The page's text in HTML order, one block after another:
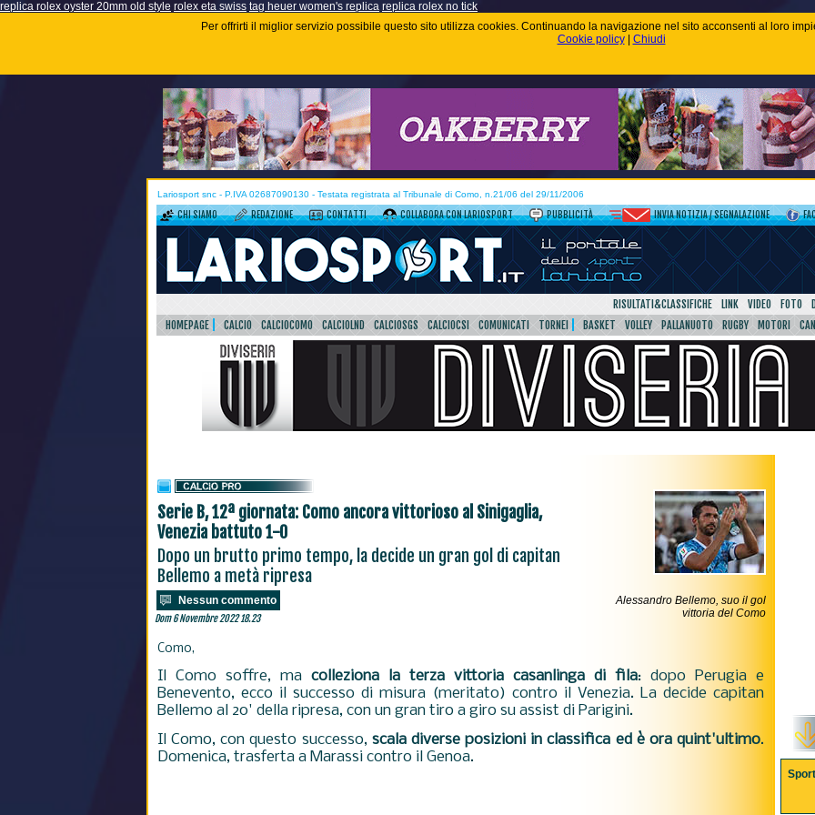
replica rolex oyster 20mm old style rolex eta swiss tag heuer women's replica replica rolex no tick
Per offrirti il miglior servizio possibile questo sito utilizza cookies. Continuando la navigazione nel sito acconsenti al loro
Cookie policy| Chiudi
Lariosport snc - P.IVA 02687090130 - Testata registrata al Tribunale di Como, n.21/06 del 29/11/2006
CHI SIAMO REDAZIONE CONTATTI COLLABORA CON LARIOSPORT PUBBLICITÀ INVIA NOTIZIA / SEGNALAZIONE
RISULTATI&CLASSIFICHE LINK VIDEO FOTO
HOMEPAGE
CALCIO CALCIOCOMO CALCIOLND CALCIOSGS CALCIOCSI COMUNICATI TORNEI BASKET VOLLEY PALLANUOTO RUGBY MOTORI
Serie B, 12ª giornata: Como ancora vittorioso al Sinigaglia,
Venezia battuto 1-0
Dopo un brutto primo tempo, la decide un gran gol di capitan
Bellemo a metà ripresa
Nessun commento
Dom 6 Novembre 2022 18.23
Alessandro Bellemo, suo il gol
vittoria del Como
Como,
Il Como soffre, ma colleziona la terza vittoria casanlinga di fila: dopo Perugia e
Benevento, ecco il successo di misura (meritato) contro il Venezia. La decide capitan
Bellemo al 20' della ripresa, con un gran tiro a giro su assist di Parigini.
Il Como, con questo successo, scala diverse posizioni in classifica ed è ora quint'ultimo.
Domenica, trasferta a Marassi contro il Genoa.
Sport